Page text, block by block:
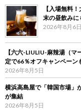
【入場無料
末の昼飲みに
2026年8月6日
【六六-LIULIU-麻辣湯（
定で66％オフキャンペーン
2026年8月5日
横浜高島屋で「韓国市場
が集結
2026年8月5日